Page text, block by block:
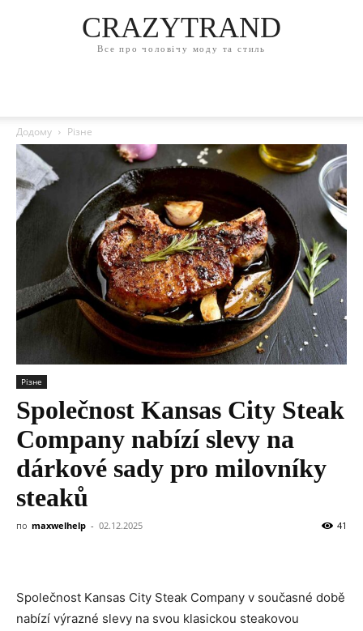
CRAZYTRAND
Все про чоловічу моду та стиль
Додому Різне
Різне
Společnost Kansas City Steak
Company nabízí slevy na
dárkové sady pro milovníky
steaků
по maxwelhelp - 02.12.2025 41
Společnost Kansas City Steak Company v současné době
nabízí výrazné slevy na svou klasickou steakovou